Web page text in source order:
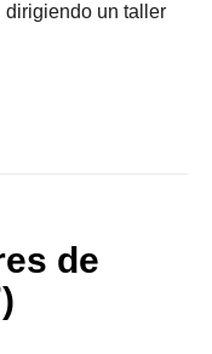
dirigiendo un taller
de